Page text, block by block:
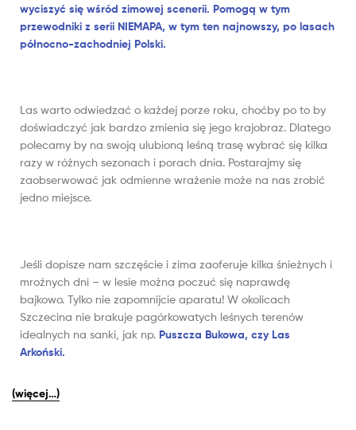
wyciszyć się wśród zimowej scenerii. Pomogą w tym
przewodniki z serii NIEMAPA, w tym ten najnowszy, po lasach
północno-zachodniej Polski.
Las warto odwiedzać o każdej porze roku, choćby po to by
doświadczyć jak bardzo zmienia się jego krajobraz. Dlatego
polecamy by na swoją ulubioną leśną trasę wybrać się kilka
razy w różnych sezonach i porach dnia. Postarajmy się
zaobserwować jak odmienne wrażenie może na nas zrobić
jedno miejsce.
Jeśli dopisze nam szczęście i zima zaoferuje kilka śnieżnych i
mroźnych dni – w lesie można poczuć się naprawdę
bajkowo. Tylko nie zapomnijcie aparatu! W okolicach
Szczecina nie brakuje pagórkowatych leśnych terenów
idealnych na sanki, jak np. Puszcza Bukowa, czy Las
Arkoński.
(więcej…)